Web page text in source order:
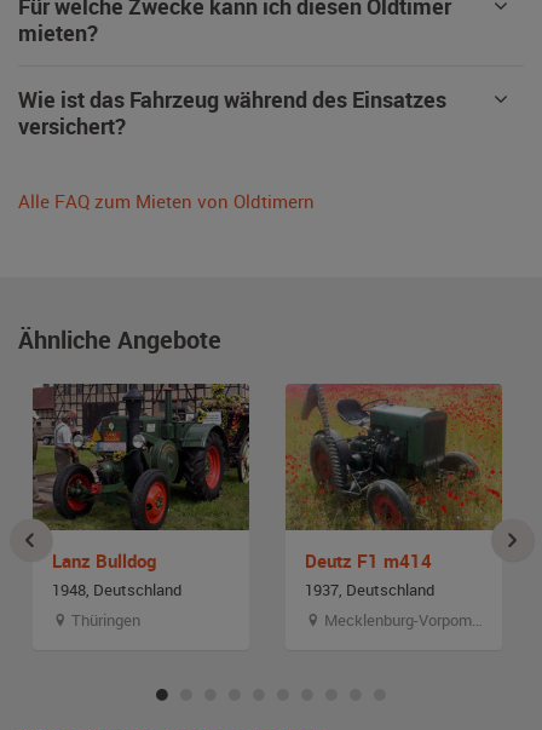
Für welche Zwecke kann ich diesen Oldtimer
mieten?
Wie ist das Fahrzeug während des Einsatzes
versichert?
Alle FAQ zum Mieten von Oldtimern
Ähnliche Angebote
Lanz Bulldog
1948, Deutschland
Thüringen
Deutz F1 m414
1937, Deutschland
Mecklenburg-Vorpommern